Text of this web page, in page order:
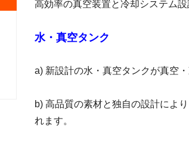
高効率の真空装置と冷却システム
水・真空タンク
a) 新設計の水・真空タンクが真空
b) 高品質の素材と独自の設計によ
れます。